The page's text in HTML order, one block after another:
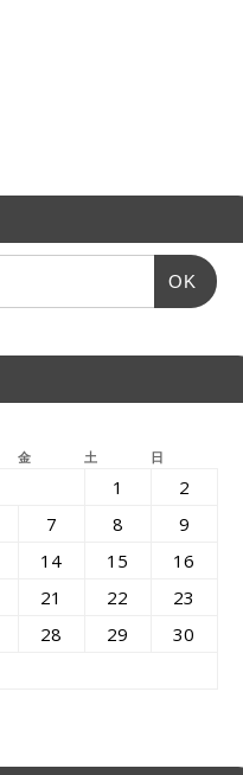
OK
金 土 日
1
2
7 8
9
14 15
16
21 22
23
28 29
30